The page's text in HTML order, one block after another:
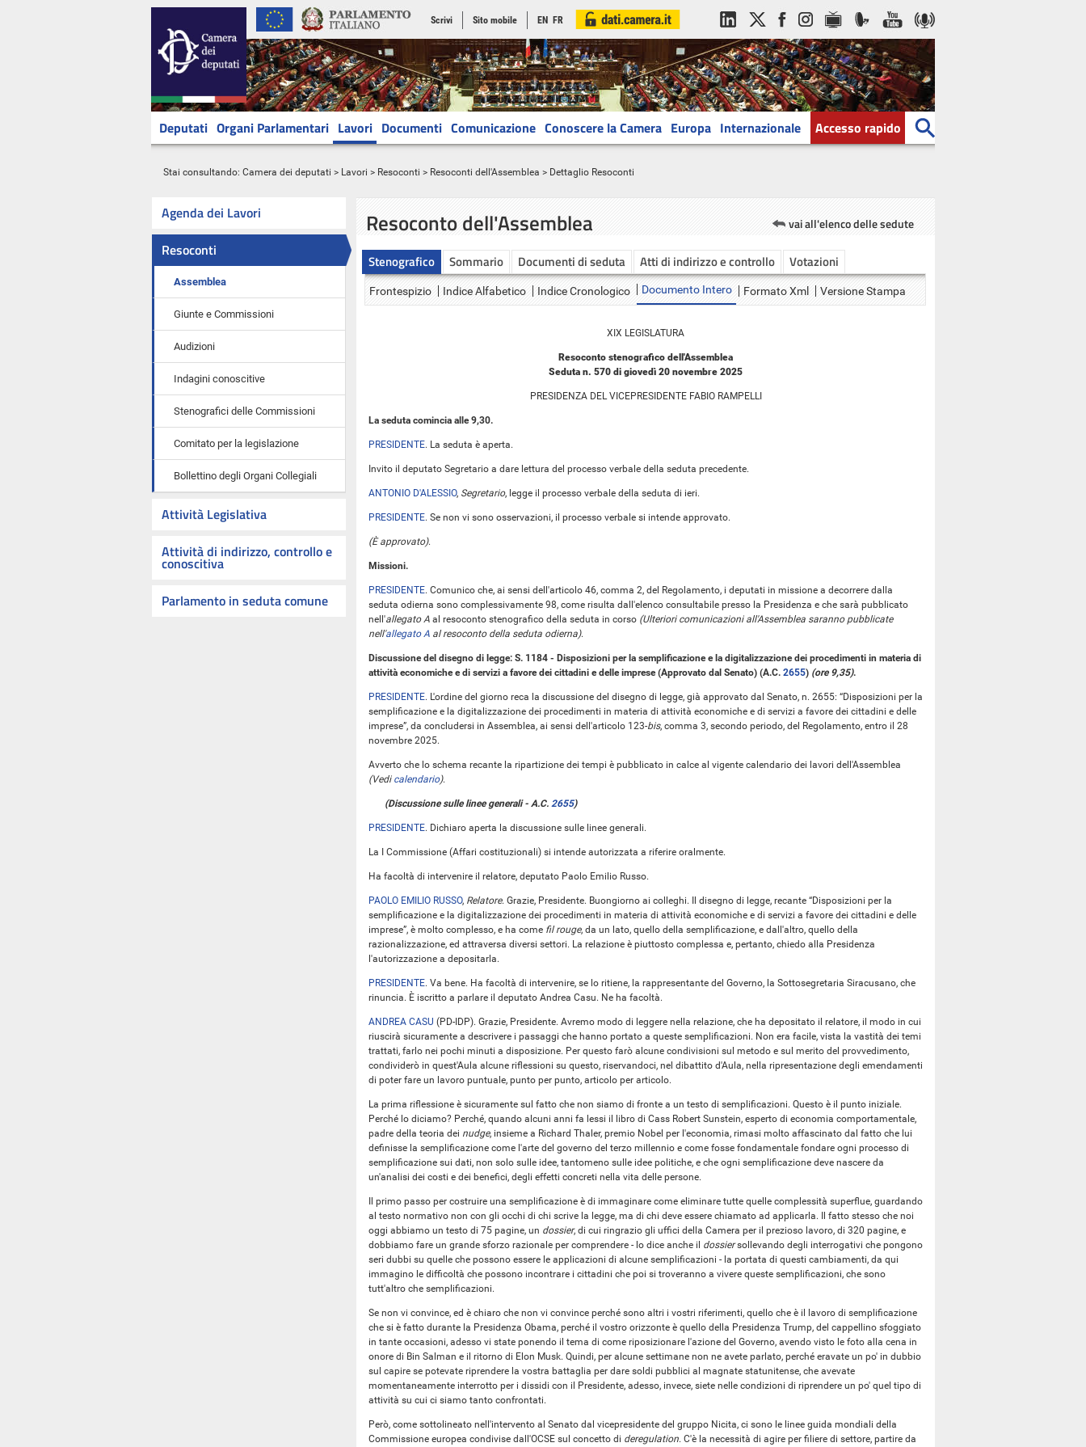
Scrivi Sito mobile EN FR
Deputati Organi Parlamentari Lavori Documenti Comunicazione Conoscere la Camera Europa Internazionale Accesso rapido
Stai consultando: Camera dei deputati > Lavori > Resoconti > Resoconti dell'Assemblea > Dettaglio Resoconti
Agenda dei Lavori
Resoconti
Assemblea
Giunte e Commissioni
Audizioni
Indagini conoscitive
Stenografici delle Commissioni
Comitato per la legislazione
Bollettino degli Organi Collegiali
Attività Legislativa
Attività di indirizzo, controllo e
conoscitiva
Parlamento in seduta comune
Resoconto dell'Assemblea vai all'elenco delle sedute
Stenografico Sommario Documenti di seduta Atti di indirizzo e controllo Votazioni
Frontespizio Indice Alfabetico Indice Cronologico Documento Intero Formato Xml Versione Stampa
XIX LEGISLATURA
Resoconto stenografico dell'Assemblea
Seduta n. 570 di giovedì 20 novembre 2025
PRESIDENZA DEL VICEPRESIDENTE FABIO RAMPELLI
La seduta comincia alle 9,30.
PRESIDENTE. La seduta è aperta.
Invito il deputato Segretario a dare lettura del processo verbale della seduta precedente.
ANTONIO D'ALESSIO, Segretario, legge il processo verbale della seduta di ieri.
PRESIDENTE. Se non vi sono osservazioni, il processo verbale si intende approvato.
(È approvato).
Missioni.
PRESIDENTE. Comunico che, ai sensi dell'articolo 46, comma 2, del Regolamento, i deputati in missione a decorrere dalla
seduta odierna sono complessivamente 98, come risulta dall'elenco consultabile presso la Presidenza e che sarà pubblicato
nell'allegato A al resoconto stenografico della seduta in corso (Ulteriori comunicazioni all'Assemblea saranno pubblicate
nell'allegato A al resoconto della seduta odierna).
Discussione del disegno di legge: S. 1184 - Disposizioni per la semplificazione e la digitalizzazione dei procedimenti in materia di
attività economiche e di servizi a favore dei cittadini e delle imprese (Approvato dal Senato) (A.C. 2655​) (ore 9,35).
PRESIDENTE. L'ordine del giorno reca la discussione del disegno di legge, già approvato dal Senato, n. 2655: “Disposizioni per la
semplificazione e la digitalizzazione dei procedimenti in materia di attività economiche e di servizi a favore dei cittadini e delle
imprese”, da concludersi in Assemblea, ai sensi dell'articolo 123-bis, comma 3, secondo periodo, del Regolamento, entro il 28
novembre 2025.
Avverto che lo schema recante la ripartizione dei tempi è pubblicato in calce al vigente calendario dei lavori dell'Assemblea
(Vedi calendario).
(Discussione sulle linee generali - A.C. 2655​)
PRESIDENTE. Dichiaro aperta la discussione sulle linee generali.
La I Commissione (Affari costituzionali) si intende autorizzata a riferire oralmente.
Ha facoltà di intervenire il relatore, deputato Paolo Emilio Russo.
PAOLO EMILIO RUSSO, Relatore. Grazie, Presidente. Buongiorno ai colleghi. Il disegno di legge, recante “Disposizioni per la
semplificazione e la digitalizzazione dei procedimenti in materia di attività economiche e di servizi a favore dei cittadini e delle
imprese”, è molto complesso, e ha come fil rouge, da un lato, quello della semplificazione, e dall'altro, quello della
razionalizzazione, ed attraversa diversi settori. La relazione è piuttosto complessa e, pertanto, chiedo alla Presidenza
l'autorizzazione a depositarla.
PRESIDENTE. Va bene. Ha facoltà di intervenire, se lo ritiene, la rappresentante del Governo, la Sottosegretaria Siracusano, che
rinuncia. È iscritto a parlare il deputato Andrea Casu. Ne ha facoltà.
ANDREA CASU (PD-IDP). Grazie, Presidente. Avremo modo di leggere nella relazione, che ha depositato il relatore, il modo in cui
riuscirà sicuramente a descrivere i passaggi che hanno portato a queste semplificazioni. Non era facile, vista la vastità dei temi
trattati, farlo nei pochi minuti a disposizione. Per questo farò alcune condivisioni sul metodo e sul merito del provvedimento,
condividerò in quest'Aula alcune riflessioni su questo, riservandoci, nel dibattito d'Aula, nella ripresentazione degli emendamenti
di poter fare un lavoro puntuale, punto per punto, articolo per articolo.
La prima riflessione è sicuramente sul fatto che non siamo di fronte a un testo di semplificazioni. Questo è il punto iniziale.
Perché lo diciamo? Perché, quando alcuni anni fa lessi il libro di Cass Robert Sunstein, esperto di economia comportamentale,
padre della teoria dei nudge, insieme a Richard Thaler, premio Nobel per l'economia, rimasi molto affascinato dal fatto che lui
definisse la semplificazione come l'arte del governo del terzo millennio e come fosse fondamentale fondare ogni processo di
semplificazione sui dati, non solo sulle idee, tantomeno sulle idee politiche, e che ogni semplificazione deve nascere da
un'analisi dei costi e dei benefici, degli effetti concreti nella vita delle persone.
Il primo passo per costruire una semplificazione è di immaginare come eliminare tutte quelle complessità superflue, guardando
al testo normativo non con gli occhi di chi scrive la legge, ma di chi deve essere chiamato ad applicarla. Il fatto stesso che noi
oggi abbiamo un testo di 75 pagine, un dossier, di cui ringrazio gli uffici della Camera per il prezioso lavoro, di 320 pagine, e
dobbiamo fare un grande sforzo razionale per comprendere - lo dice anche il dossiersollevando degli interrogativi che pongono
seri dubbi su quelle che possono essere le applicazioni di alcune semplificazioni - la portata di questi cambiamenti, da qui
immagino le difficoltà che possono incontrare i cittadini che poi si troveranno a vivere queste semplificazioni, che sono
tutt'altro che semplificazioni.
Se non vi convince, ed è chiaro che non vi convince perché sono altri i vostri riferimenti, quello che è il lavoro di semplificazione
che si è fatto durante la Presidenza Obama, perché il vostro orizzonte è quello della Presidenza Trump, del cappellino sfoggiato
in tante occasioni, adesso vi state ponendo il tema di come riposizionare l'azione del Governo, avendo visto le foto alla cena in
onore di Bin Salman e il ritorno di Elon Musk. Quindi, per alcune settimane non ne avete parlato, perché eravate un po' in dubbio
sul capire se potevate riprendere la vostra battaglia per dare soldi pubblici al magnate statunitense, che avevate
momentaneamente interrotto per i dissidi con il Presidente, adesso, invece, siete nelle condizioni di riprendere un po' quel tipo di
attività su cui ci siamo tanto confrontati.
Però, come sottolineato nell'intervento al Senato dal vicepresidente del gruppo Nicita, ci sono le linee guida mondiali della
Commissione europea condivise dall'OCSE sul concetto di deregulation. C'è la necessità di agire per filiere di settore, partire da